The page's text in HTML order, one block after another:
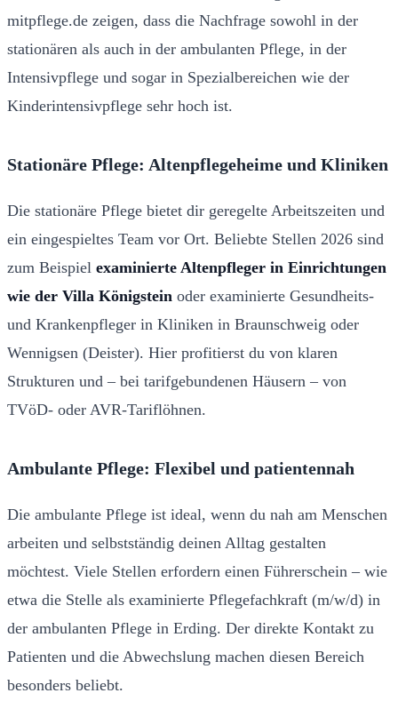
mitpflege.de zeigen, dass die Nachfrage sowohl in der
stationären als auch in der ambulanten Pflege, in der
Intensivpflege und sogar in Spezialbereichen wie der
Kinderintensivpflege sehr hoch ist.
Stationäre Pflege: Altenpflegeheime und Kliniken
Die stationäre Pflege bietet dir geregelte Arbeitszeiten und
ein eingespieltes Team vor Ort. Beliebte Stellen 2026 sind
zum Beispiel examinierte Altenpfleger in Einrichtungen
wie der Villa Königstein oder examinierte Gesundheits-
und Krankenpfleger in Kliniken in Braunschweig oder
Wennigsen (Deister). Hier profitierst du von klaren
Strukturen und – bei tarifgebundenen Häusern – von
TVöD- oder AVR-Tariflöhnen.
Ambulante Pflege: Flexibel und patientennah
Die ambulante Pflege ist ideal, wenn du nah am Menschen
arbeiten und selbstständig deinen Alltag gestalten
möchtest. Viele Stellen erfordern einen Führerschein – wie
etwa die Stelle als examinierte Pflegefachkraft (m/w/d) in
der ambulanten Pflege in Erding. Der direkte Kontakt zu
Patienten und die Abwechslung machen diesen Bereich
besonders beliebt.